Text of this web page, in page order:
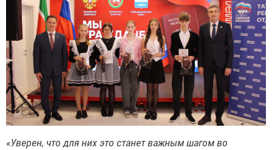
«Уверен, что для них это станет важным шагом во